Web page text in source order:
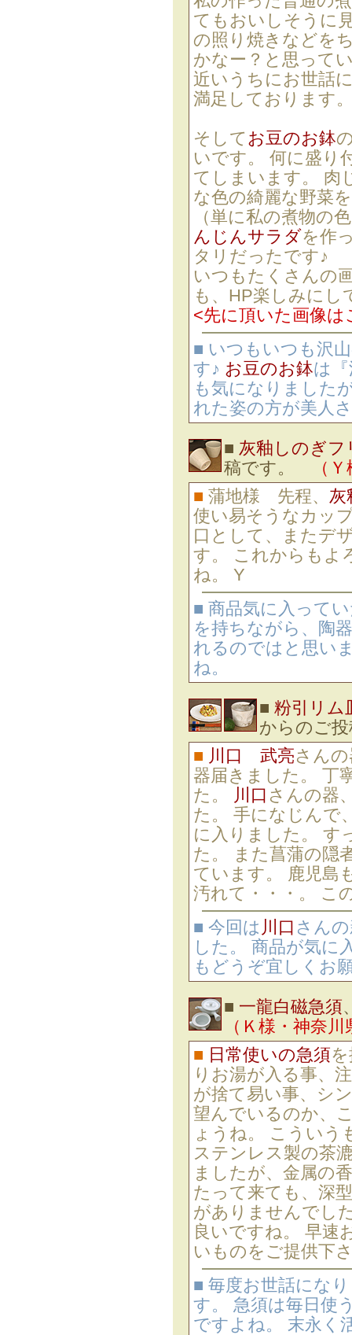
てもおいしそうに
の照り焼きなどを
かなー？と思って
近いうちにお世話
満足しております
そしてお豆のお鉢
いです。 何に盛り
てしまいます。 肉
な色の綺麗な野菜
（単に私の煮物
んじんサラダを作
タリだったです♪
いつもたくさんの
も、HP楽しみにし
<先に頂いた画像
■ いつもいつも沢
す♪ お豆のお鉢は
も気になりました
れた姿の方が美人
■ 灰釉しのぎフ
稿です。
（
■ 蒲地様 先程、 灰
使い易そうなカッ
口として、またデ
す。 これからもよ
ね。 Y
■ 商品気に入って
を持ちながら、陶
れるのではと思い
ね。
■ 粉引リム
からのご
■ 川口 武亮さん
器届きました。 丁
た。
川口 さんの器
た。 手になじんで
に入りました。 す
た。 また菖蒲の隠
ています。 鹿児島
汚れて・・・。 こ
■ 今回は 川口 さん
した。 商品が気に
もどうぞ宜しくお
■ 一龍白磁急須
（Ｋ様・神奈川
■ 日常使いの急須
りお湯が入る事、
が捨て易い事、シ
望んでいるのか、
ょうね。 こういう
ステンレス製の茶
ましたが、金属の
たって来ても、深
がありませんでし
良いですね。 早速
いものをご提供下
■ 毎度お世話にな
す。 急須は毎日使
ですよね。 末永く